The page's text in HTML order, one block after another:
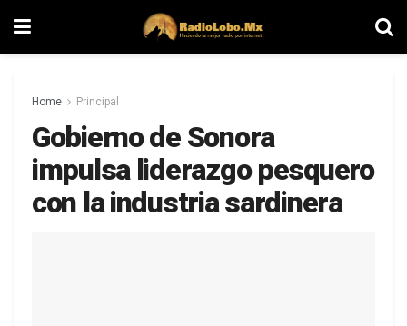
Home Principal
Gobierno de Sonora
impulsa liderazgo pesquero
con la industria sardinera